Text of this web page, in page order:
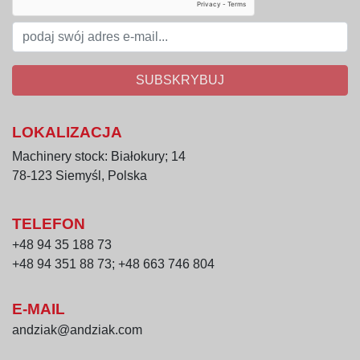
SUBSKRYBUJ
LOKALIZACJA
Machinery stock: Białokury; 14
78-123 Siemyśl, Polska
TELEFON
+48 94 35 188 73
+48 94 351 88 73; +48 663 746 804
E-MAIL
andziak@andziak.com